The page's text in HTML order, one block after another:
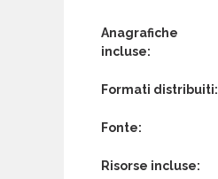
Anagrafiche
incluse:
Formati distribuiti:
Fonte:
Risorse incluse: